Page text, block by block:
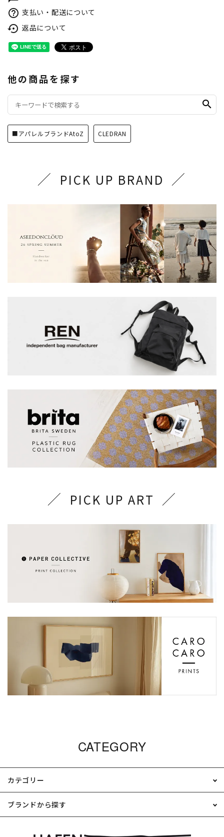
help_outline 支払い・配送について
settings_backup_restore 返品について
他の商品を探す
search
■アパレルブランドAtoZ CLEDRAN
PICK UP BRAND
PICK UP ART
CATEGORY
カテゴリー
ブランドから探す